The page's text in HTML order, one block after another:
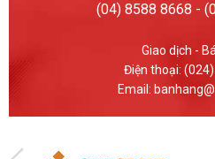
(04) 8588 8668 -
Giao dịch -
Điện thoại:
Email: